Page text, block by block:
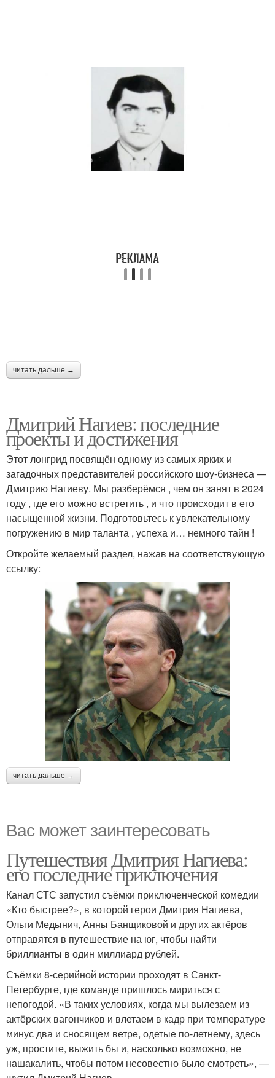
читать дальше →
Дмитрий Нагиев: последние
проекты и достижения
Этот лонгрид посвящён одному из самых ярких и
загадочных представителей российского шоу-бизнеса —
Дмитрию Нагиеву. Мы разберёмся , чем он занят в 2024
году , где его можно встретить , и что происходит в его
насыщенной жизни. Подготовьтесь к увлекательному
погружению в мир таланта , успеха и… немного тайн !
Откройте желаемый раздел, нажав на соответствующую
ссылку:
читать дальше →
Вас может заинтересовать
Путешествия Дмитрия Нагиева:
его последние приключения
Канал СТС запустил съёмки приключенческой комедии
«Кто быстрее?», в которой герои Дмитрия Нагиева,
Ольги Медынич, Анны Банщиковой и других актёров
отправятся в путешествие на юг, чтобы найти
бриллианты в один миллиард рублей.
Съёмки 8-серийной истории проходят в Санкт-
Петербурге, где команде пришлось мириться с
непогодой. «В таких условиях, когда мы вылезаем из
актёрских вагончиков и влетаем в кадр при температуре
минус два и сносящем ветре, одетые по-летнему, здесь
уж, простите, выжить бы и, насколько возможно, не
нашакалить, чтобы потом несовестно было смотреть», —